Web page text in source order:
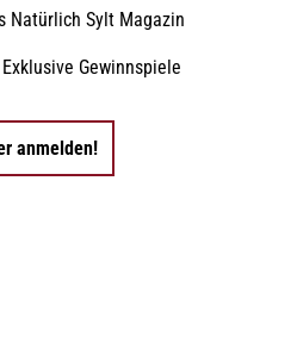
Natürlich Sylt Magazin
Gewinnspiele
anmelden!